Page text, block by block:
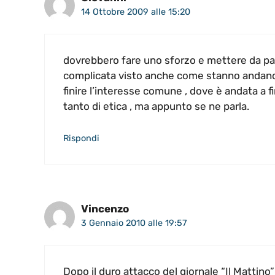
14 Ottobre 2009 alle 15:20
dovrebbero fare uno sforzo e mettere da
complicata visto anche come stanno
finire l’interesse comune , dove è andata a
tanto di etica , ma appunto se ne parla.
Rispondi
Vincenzo
3 Gennaio 2010 alle 19:57
Dopo il duro attacco del giornale “Il